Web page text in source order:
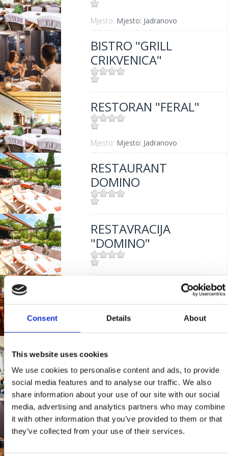
Consent Details About
This website uses cookies
We use cookies to personalise content and ads, to provide
social media features and to analyse our traffic. We also
share information about your use of our site with our social
media, advertising and analytics partners who may combine
it with other information that you’ve provided to them or that
they’ve collected from your use of their services.
Mjesto: Mjesto: Jadranovo
Udaljenost od mora:
BISTRO "GRILL
CRIKVENICA"
Udaljenost od mora: 10 m
RESTORAN "FERAL"
Mjesto: Mjesto: Jadranovo
Udaljenost od mora:
RESTAURANT
DOMINO
RESTAVRACIJA
"DOMINO"
100 m
Udaljenost od mora:
BISTRO "MIKA"
Mjesto:Mjesto: Crikvenica
RISTORANTE "RIVA"